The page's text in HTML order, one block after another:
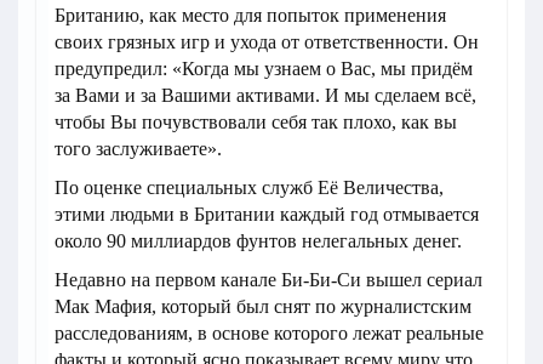
Британию, как место для попыток применения
своих грязных игр и ухода от ответственности. Он
предупредил: «Когда мы узнаем о Вас, мы придём
за Вами и за Вашими активами. И мы сделаем всё,
чтобы Вы почувствовали себя так плохо, как вы
того заслуживаете».
По оценке специальных служб Её Величества,
этими людьми в Британии каждый год отмывается
около 90 миллиардов фунтов нелегальных денег.
Недавно на первом канале Би-Би-Си вышел сериал
Мак Мафия, который был снят по журналистским
расследованиям, в основе которого лежат реальные
факты и который ясно показывает всему миру что